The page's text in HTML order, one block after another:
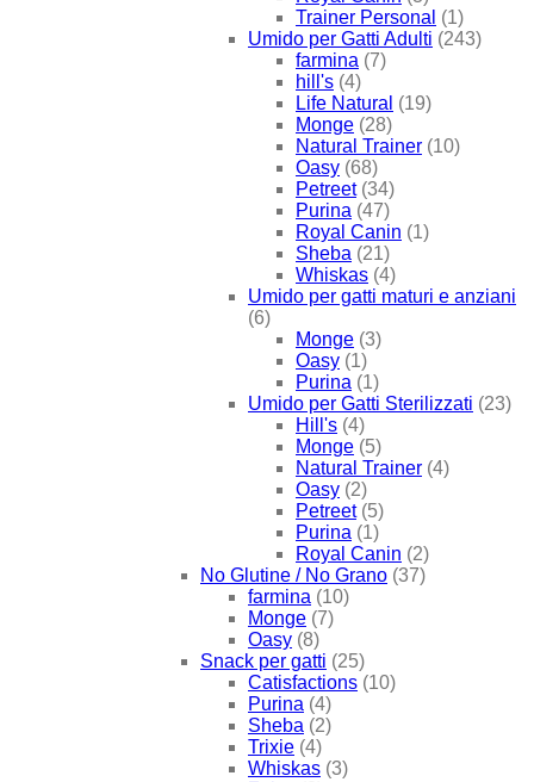
Trainer Personal (1)
Umido per Gatti Adulti (243)
farmina (7)
hill's (4)
Life Natural (19)
Monge (28)
Natural Trainer (10)
Oasy (68)
Petreet (34)
Purina (47)
Royal Canin (1)
Sheba (21)
Whiskas (4)
Umido per gatti maturi e anziani
(6)
Monge (3)
Oasy (1)
Purina (1)
Umido per Gatti Sterilizzati (23)
Hill's (4)
Monge (5)
Natural Trainer (4)
Oasy (2)
Petreet (5)
Purina (1)
Royal Canin (2)
No Glutine / No Grano (37)
farmina (10)
Monge (7)
Oasy (8)
Snack per gatti (25)
Catisfactions (10)
Purina (4)
Sheba (2)
Trixie (4)
Whiskas (3)